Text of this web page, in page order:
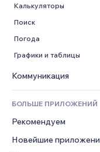
Еда и напитки
Эффекты текста
Калькуляторы
Поиск
Погода
Графики и таблицы
Формы
Опросы
Чат
БОЛЬШЕ ПРИЛОЖЕНИЙ
Рекомендуем
Новейшие